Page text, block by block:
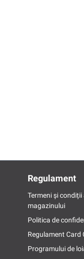
Regulament
Termeni și condiții
magazinului
Politica de
Regulament Card
Programului de